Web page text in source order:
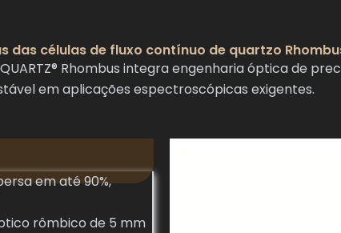
das células de fluxo contínuo de quartzo
Rhombus integra engenharia óptica de
em aplicações espectroscópicas exigentes.
em até 90%,
rômbico de 5 mm